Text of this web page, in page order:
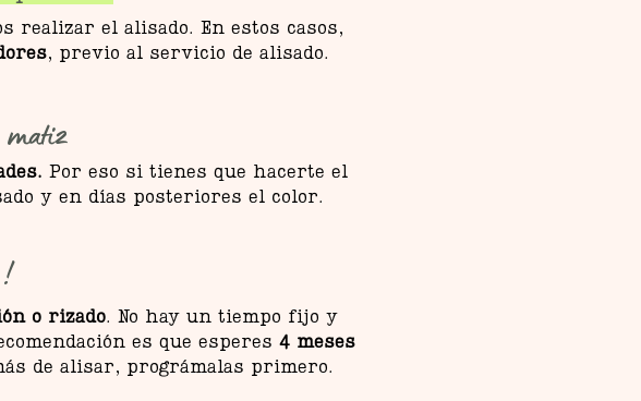
realizar el alisado. En estos casos,
, previo al servicio de alisado.
Por eso si tienes que hacerte el
y en días posteriores el color.
o rizado. No hay un tiempo fijo y
es que esperes 4 meses
de alisar, prográmalas primero.